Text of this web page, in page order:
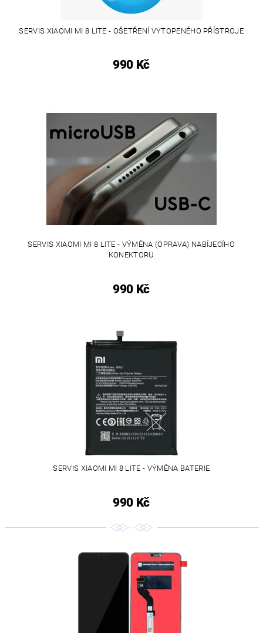
SERVIS XIAOMI MI 8 LITE - OŠETŘENÍ VYTOPENÉHO PŘÍSTROJE
990 Kč
SERVIS XIAOMI MI 8 LITE - VÝMĚNA (OPRAVA) NABÍJECÍHO
KONEKTORU
990 Kč
SERVIS XIAOMI MI 8 LITE - VÝMĚNA BATERIE
990 Kč